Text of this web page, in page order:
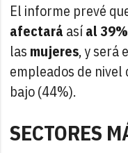
El informe prevé
afectará asíal
las mujeres, y será
empleados de nivel
bajo (44%).
SECTORES